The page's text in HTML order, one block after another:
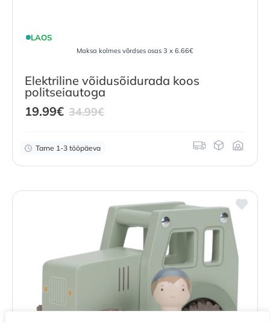
LAOS
Maksa kolmes võrdses osas 3 x 6.66€
Elektriline võidusõidurada koos
politseiautoga
19.99€ Current
is:
19.99
34.99€Original
Tarne 1-3 tööpäeva